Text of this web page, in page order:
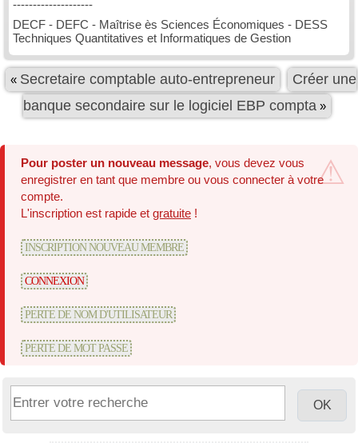
--------------------
DECF - DEFC - Maîtrise ès Sciences Économiques - DESS
Techniques Quantitatives et Informatiques de Gestion
« Secretaire comptable auto-entrepreneur
Créer une
banque secondaire sur le logiciel EBP compta »
Pour poster un nouveau message, vous devez vous
enregistrer en tant que membre ou vous connecter à votre
compte.
L'inscription est rapide et gratuite !
INSCRIPTION NOUVEAU MEMBRE
CONNEXION
PERTE DE NOM D'UTILISATEUR
PERTE DE MOT PASSE